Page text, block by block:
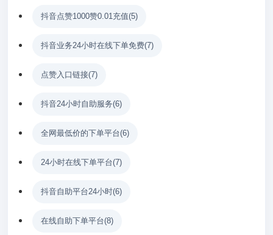
抖音点赞1000赞0.01充值(5)
抖音业务24小时在线下单免费(7)
点赞入口链接(7)
抖音24小时自助服务(6)
全网最低价的下单平台(6)
24小时在线下单平台(7)
抖音自助平台24小时(6)
在线自助下单平台(8)